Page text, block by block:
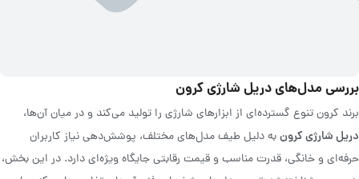
بررسی مدل‌های دریل شارژی کرون
برند کرون تنوع گسترده‌ای از ابزارهای شارژی را تولید می‌کند و در میان آن‌ها،
دریل شارژی کرونبه دلیل طیف مدل‌های مختلف، پوشش‌دهی نیاز کاربران
حرفه‌ای و خانگی، قدرت مناسب و قیمت رقابتی جایگاه ویژه‌ای دارد. در این بخش،